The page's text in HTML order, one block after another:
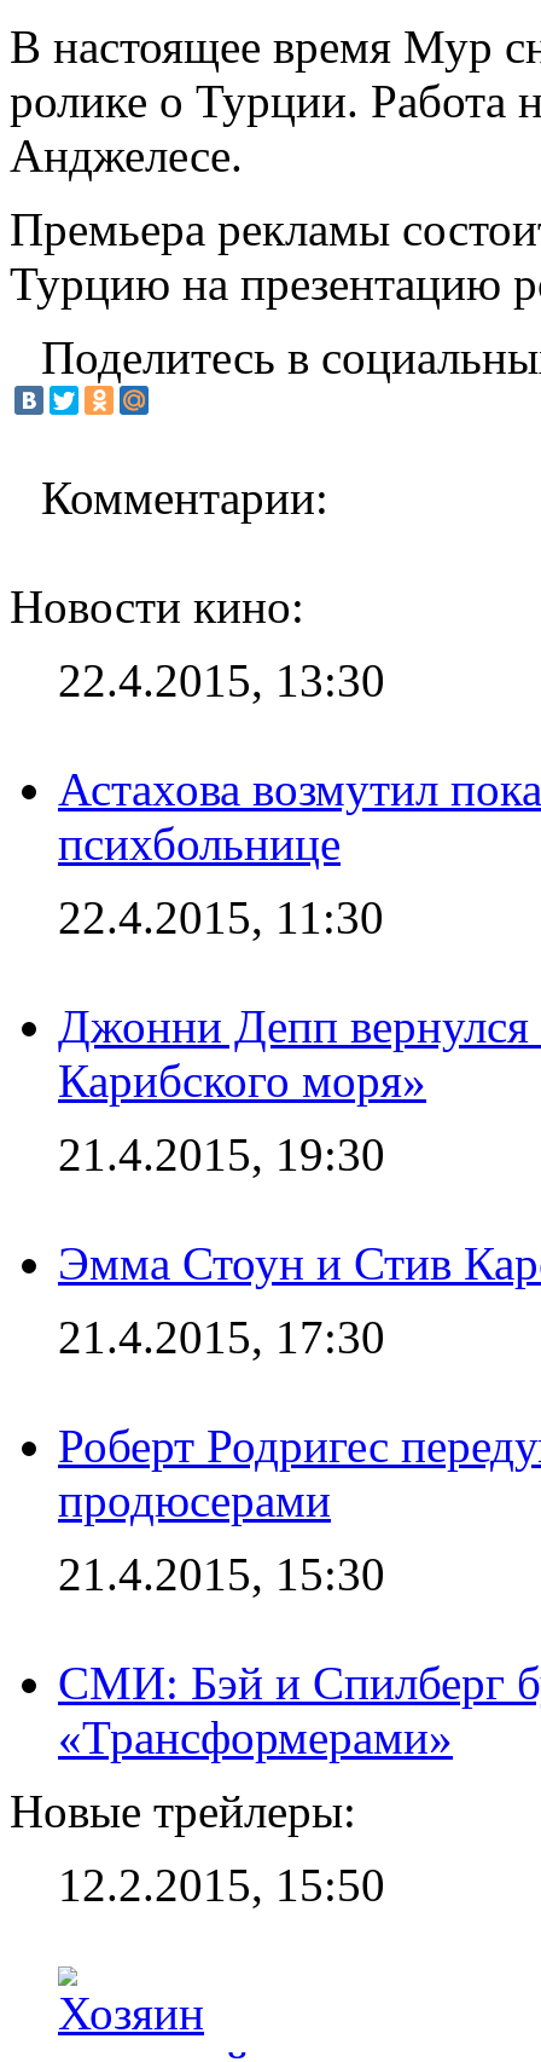
В настоящее время Мур
ролике о Турции. Работа
Анджелесе.
Премьера рекламы
Турцию на презентацию
Поделитесь в
Комментарии:
Новости кино:
22.4.2015, 13:30
Астахова возмутил
психбольнице
22.4.2015, 11:30
Джонни Депп
Карибского моря»
21.4.2015, 19:30
Эмма Стоун и Стив
21.4.2015, 17:30
Роберт Родригес
продюсерами
21.4.2015, 15:30
СМИ: Бэй и Спилберг
«Трансформерами»
Новые трейлеры:
12.2.2015, 15:50